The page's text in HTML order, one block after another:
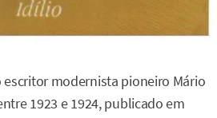
modernista pioneiro Mário
1923 e 1924, publicado em